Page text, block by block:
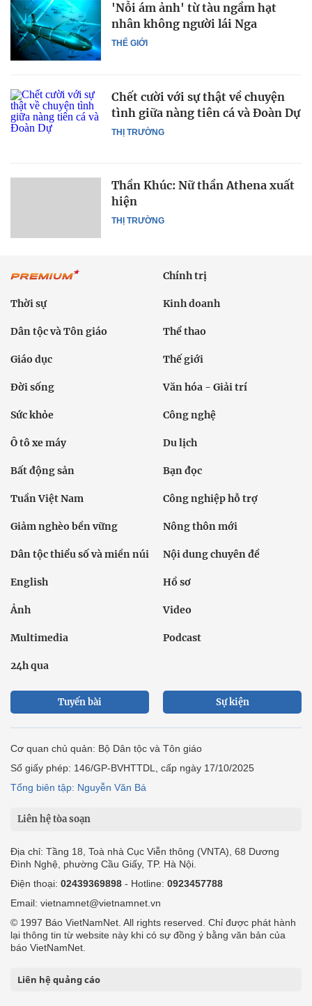
THẾ GIỚI
'Nỗi ám ảnh' từ tàu ngầm hạt
nhân không người lái Nga
THỊ TRƯỜNG
Chết cười với sự thật về chuyện
tình giữa nàng tiên cá và Đoàn Dự
THỊ TRƯỜNG
Thần Khúc: Nữ thần Athena xuất
hiện
Chính trị
Thời sự Kinh doanh
Dân tộc và Tôn giáo Thể thao
Giáo dục Thế giới
Đời sống Văn hóa - Giải trí
Sức khỏe Công nghệ
Ô tô xe máy Du lịch
Bất động sản Bạn đọc
Tuần Việt Nam Công nghiệp hỗ trợ
Giảm nghèo bền vững Nông thôn mới
Dân tộc thiểu số và miền núi Nội dung chuyên đề
English Hồ sơ
Ảnh Video
Multimedia Podcast
24h qua
Tuyến bài Sự kiện
Cơ quan chủ quản: Bộ Dân tộc và Tôn giáo
Số giấy phép: 146/GP-BVHTTDL, cấp ngày 17/10/2025
Tổng biên tập: Nguyễn Văn Bá
Liên hệ tòa soạn
Địa chỉ: Tầng 18, Toà nhà Cục Viễn thông (VNTA), 68 Dương
Đình Nghệ, phường Cầu Giấy, TP. Hà Nội.
Điện thoại: 02439369898 - Hotline: 0923457788
Email: vietnamnet@vietnamnet.vn
© 1997 Báo VietNamNet. All rights reserved. Chỉ được phát hành
lại thông tin từ website này khi có sự đồng ý bằng văn bản của
báo VietNamNet.
Liên hệ quảng cáo